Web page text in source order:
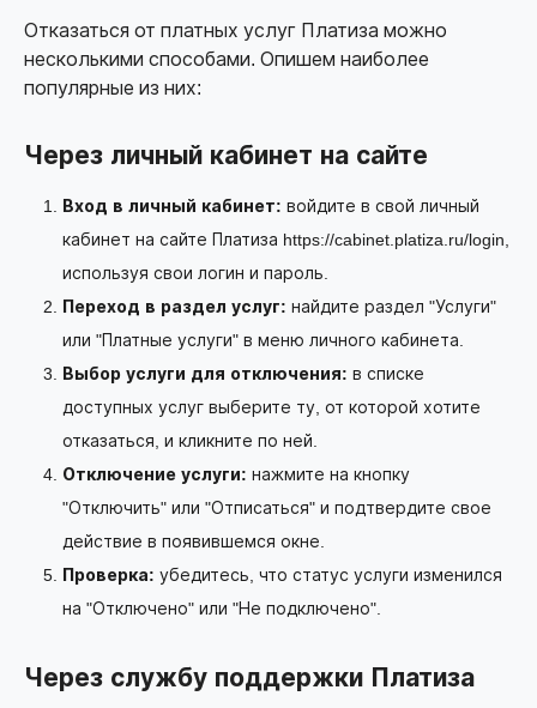
Отказаться от платных услуг Платиза можно
несколькими способами. Опишем наиболее
популярные из них:
Через личный кабинет на сайте
Вход в личный кабинет: войдите в свой личный
кабинет на сайте Платиза https://cabinet.platiza.ru/login
используя свои логин и пароль.
Переход в раздел услуг: найдите раздел "Услуги"
или "Платные услуги" в меню личного кабинета.
Выбор услуги для отключения: в списке
доступных услуг выберите ту, от которой хотите
отказаться, и кликните по ней.
Отключение услуги: нажмите на кнопку
"Отключить" или "Отписаться" и подтвердите свое
действие в появившемся окне.
Проверка: убедитесь, что статус услуги изменился
на "Отключено" или "Не подключено".
Через службу поддержки Платиза